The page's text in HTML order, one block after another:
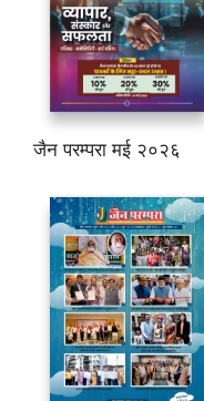
जैन परम्परा मई २०२६